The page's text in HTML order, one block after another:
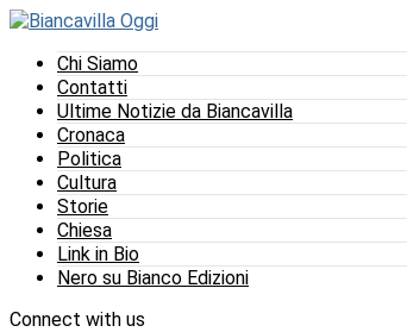
Chi Siamo
Contatti
Ultime Notizie da Biancavilla
Cronaca
Politica
Cultura
Storie
Chiesa
Link in Bio
Nero su Bianco Edizioni
Connect with us